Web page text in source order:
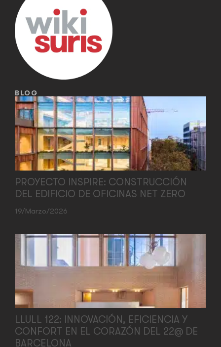
BLOG
PROYECTO INSPIRE: CONSTRUCCIÓN
DEL EDIFICIO DE OFICINAS NET ZERO
19/marzo/2026
LLULL 122: INNOVACIÓN, EFICIENCIA Y
CONFORT EN EL CORAZÓN DEL 22@ DE
BARCELONA